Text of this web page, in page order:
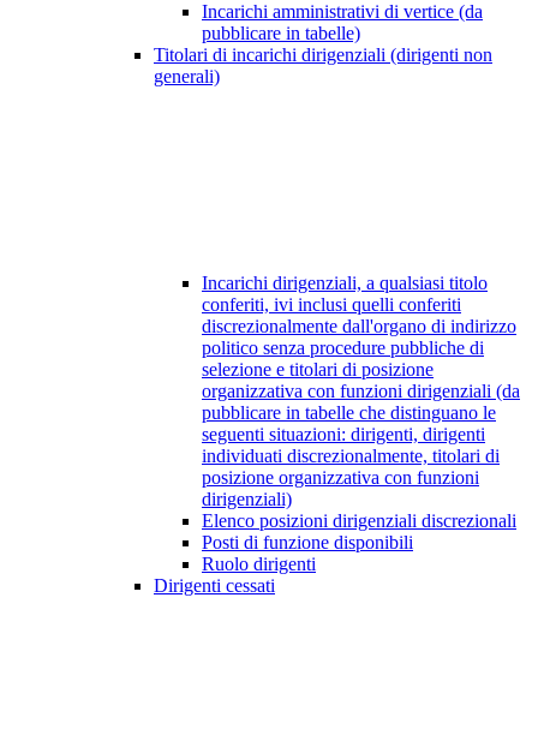
Incarichi amministrativi di vertice (da
pubblicare in tabelle)
Titolari di incarichi dirigenziali (dirigenti non
generali)
Incarichi dirigenziali, a qualsiasi titolo
conferiti, ivi inclusi quelli conferiti
discrezionalmente dall'organo di indirizzo
politico senza procedure pubbliche di
selezione e titolari di posizione
organizzativa con funzioni dirigenziali (da
pubblicare in tabelle che distinguano le
seguenti situazioni: dirigenti, dirigenti
individuati discrezionalmente, titolari di
posizione organizzativa con funzioni
dirigenziali)
Elenco posizioni dirigenziali discrezionali
Posti di funzione disponibili
Ruolo dirigenti
Dirigenti cessati